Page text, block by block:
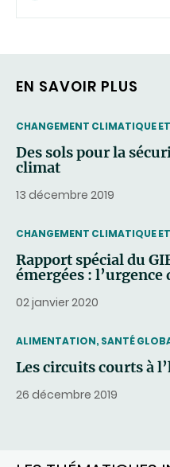
EN SAVOIR PLUS
THEMATIC
CHANGEMENT CLIMATIQUE
Des sols pour la
climat
13 décembre 2019
THEMATIC
CHANGEMENT CLIMATIQUE
Rapport spécial du
émergées : l’urgence
02 janvier 2020
THEMATIC
ALIMENTATION, SANTÉ
Les circuits courts à
26 décembre 2019